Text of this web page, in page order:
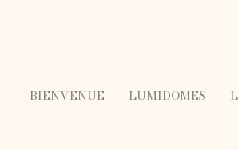
BIENVENUE LUMIDOMES